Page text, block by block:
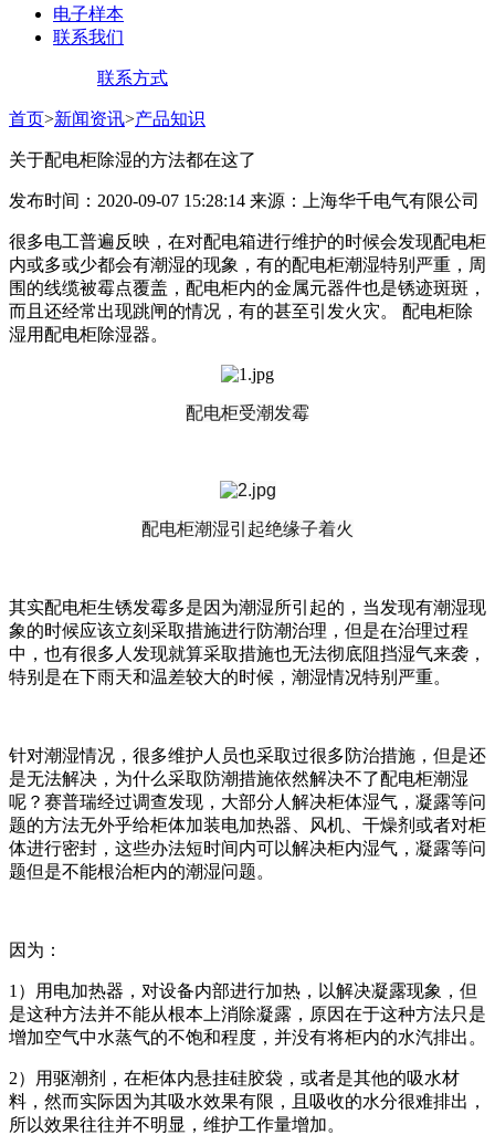
电子样本
联系我们
联系方式
首页>新闻资讯>产品知识
关于配电柜除湿的方法都在这了
发布时间：2020-09-07 15:28:14 来源：上海华千电气有限公司
很多电工普遍反映，在对配电箱进行维护的时候会发现配电柜
内或多或少都会有潮湿的现象，有的配电柜潮湿特别严重，周
围的线缆被霉点覆盖，配电柜内的金属元器件也是锈迹斑斑，
而且还经常出现跳闸的情况，有的甚至引发火灾。 配电柜除
湿用配电柜除湿器。
配电柜受潮发霉
配电柜潮湿引起绝缘子着火
其实配电柜生锈发霉多是因为潮湿所引起的，当发现有潮湿现
象的时候应该立刻采取措施进行防潮治理，但是在治理过程
中，也有很多人发现就算采取措施也无法彻底阻挡湿气来袭，
特别是在下雨天和温差较大的时候，潮湿情况特别严重。
针对潮湿情况，很多维护人员也采取过很多防治措施，但是还
是无法解决，为什么采取防潮措施依然解决不了配电柜潮湿
呢？赛普瑞经过调查发现，大部分人解决柜体湿气，凝露等问
题的方法无外乎给柜体加装电加热器、风机、干燥剂或者对柜
体进行密封，这些办法短时间内可以解决柜内湿气，凝露等问
题但是不能根治柜内的潮湿问题。
因为：
1）用电加热器，对设备内部进行加热，以解决凝露现象，但
是这种方法并不能从根本上消除凝露，原因在于这种方法只是
增加空气中水蒸气的不饱和程度，并没有将柜内的水汽排出。
2）用驱潮剂，在柜体内悬挂硅胶袋，或者是其他的吸水材
料，然而实际因为其吸水效果有限，且吸收的水分很难排出，
所以效果往往并不明显，维护工作量增加。